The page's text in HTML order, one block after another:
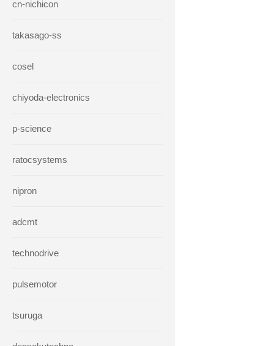
cn-nichicon
takasago-ss
cosel
chiyoda-electronics
p-science
ratocsystems
nipron
adcmt
technodrive
pulsemotor
tsuruga